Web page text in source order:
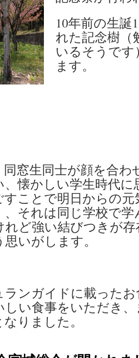
10年前の生誕
れた記念樹（
いるそうで
ます。
同窓生同士が顔を合
、懐かしい学生時代
すことで明日からの
、それは同じ学校で
れど強い結びつきが
いがします。
ランガイドに載った
しい食事をいただき
りました。